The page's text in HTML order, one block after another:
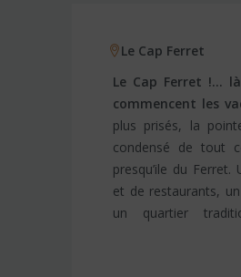
Le Cap Ferret
Le Cap Ferret !…
commencent les
plus prisés, la
condensé de tout
presqu’ile du
et de restaurants,
un quartier
des plages «
quelques pas.
variée, de la cabane